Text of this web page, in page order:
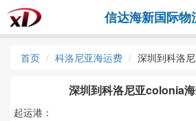
信达海新国际物
首页 科洛尼亚海运费 深圳到科洛
深圳到科洛尼亚colonia
起运港：